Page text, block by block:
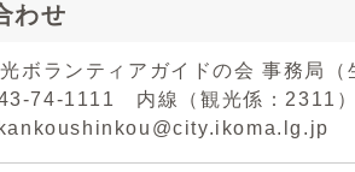
わせ
ボランティアガイドの会 事務局
74-1111 内線（観光係：2311